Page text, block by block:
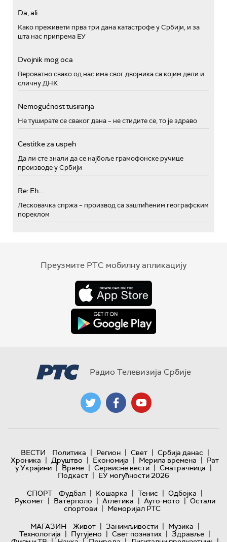
Da, ali...
Како преживети прва три дана катастрофе у Србији, и за
шта нас припрема ЕУ
Dvojnik mog oca
Вероватно свако од нас има свог двојника са којим дели и
сличну ДНК
Nemogućnost tusiranja
Не туширате се сваког дана – не стидите се, то је здраво
Cestitke za uspeh
Да ли сте знали да се најбоље грамофонске ручице
производе у Србији
Re: Eh...
Лесковачка спржа – производ са заштићеним географским
пореклом
Преузмите РТС мобилну апликацију
Радио Телевизија Србије
ВЕСТИ Политика | Регион | Свет | Србија данас |
Хроника | Друштво | Економија | Мерила времена | Рат
у Украјини | Време | Сервисне вести | Сматрачница |
Подкаст | ЕУ могућности 2026
СПОРТ
Фудбал | Кошарка | Тенис | Одбојка |
Рукомет | Ватерполо | Атлетика | Ауто-мото | Остали
спортови | Меморијал РТС
МАГАЗИН
Живот | Занимљивости | Музика |
Технологијa | Путујемо | Свет познатих | Здравље |